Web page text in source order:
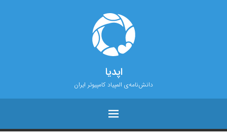
اپدیا
دانش‌نامه‌ی المپیاد کامپیوتر ایران